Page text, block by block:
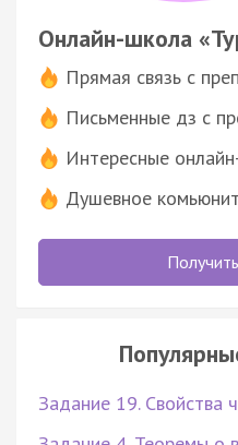
Онлайн-школа
Прямая связь с
Письменные дз с
Интересные
Душевное
Задание 19. Свойства